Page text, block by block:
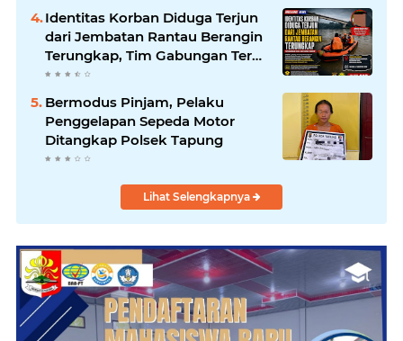
Identitas Korban Diduga Terjun
dari Jembatan Rantau Berangin
Terungkap, Tim Gabungan Terus
Sisir Sungai Kampar
Bermodus Pinjam, Pelaku
Penggelapan Sepeda Motor
Ditangkap Polsek Tapung
Lihat Selengkapnya